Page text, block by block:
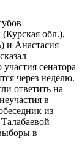
обл.),
и Анастасия
сенатора
через неделю.
ответить на
в
из
в